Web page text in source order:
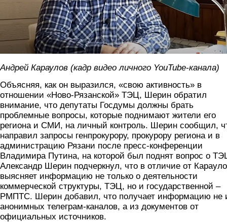
Андрей Караулов (кадр видео личного YouTube-канала)
Объясняя, как он выразился, «свою активность» в
отношении «Ново-Рязанской» ТЭЦ, Шерин обратил
внимание, что депутаты Госдумы должны брать
проблемные вопросы, которые поднимают жители его
региона и СМИ, на личный контроль. Шерин сообщил,
направил запросы генпрокурору, прокурору региона и в
администрацию Рязани после пресс-конференции
Владимира Путина, на которой был поднят вопрос о
Александр Шерин подчеркнул, что в отличие от
выясняет информацию не только о деятельности
коммерческой структуры, ТЭЦ, но и государственной –
РМПТС. Шерин добавил, что получает информацию не
анонимных телеграм-каналов, а из документов от
официальных источников.